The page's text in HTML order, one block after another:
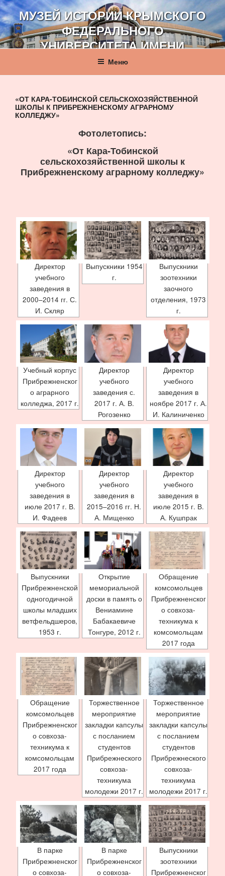
Перейти
к
содержимому
МУЗЕЙ ИСТОРИИ КРЫМСКОГО
ФЕДЕРАЛЬНОГО
УНИВЕРСИТЕТА ИМЕНИ
В. И. ВЕРНАДСКОГО
Меню
«ОТ КАРА-ТОБИНСКОЙ СЕЛЬСКОХОЗЯЙСТВЕННОЙ
ШКОЛЫ К ПРИБРЕЖНЕНСКОМУ АГРАРНОМУ
КОЛЛЕДЖУ»
Фотолетопись:
«От Кара-Тобинской
сельскохозяйственной школы к
Прибрежненскому аграрному колледжу»
Директор
учебного
заведения в
2000–2014 гг. С.
И. Скляр
Выпускники 1954
г.
Выпускники
зоотехники
заочного
отделения, 1973
г.
Учебный корпус
Прибрежненског
о аграрного
колледжа, 2017 г.
Директор
учебного
заведения с.
2017 г. А. В.
Рогозенко
Директор
учебного
заведения в
ноябре 2017 г. А.
И. Калиниченко
Директор
учебного
заведения в
июле 2017 г. В.
И. Фадеев
Директор
учебного
заведения в
2015–2016 гг. Н.
А. Мищенко
Директор
учебного
заведения в
июле 2015 г. В.
А. Кушпрак
Выпускники
Прибрежненской
одногодичной
школы младших
ветфельдшеров,
1953 г.
Открытие
мемориальной
доски в память о
Вениамине
Бабакаевиче
Тонгуре, 2012 г.
Обращение
комсомольцев
Прибрежненског
о совхоза-
техникума к
комсомольцам
2017 года
Обращение
комсомольцев
Прибрежненског
о совхоза-
техникума к
комсомольцам
2017 года
Торжественное
мероприятие
закладки капсулы
с посланием
студентов
Прибрежнеского
совхоза-
техникума
молодежи 2017 г.
Торжественное
мероприятие
закладки капсулы
с посланием
студентов
Прибрежнеского
совхоза-
техникума
молодежи 2017 г.
В парке
Прибрежненског
о совхоза-
В парке
Прибрежненског
о совхоза-
Выпускники
зоотехники
Прибрежненског